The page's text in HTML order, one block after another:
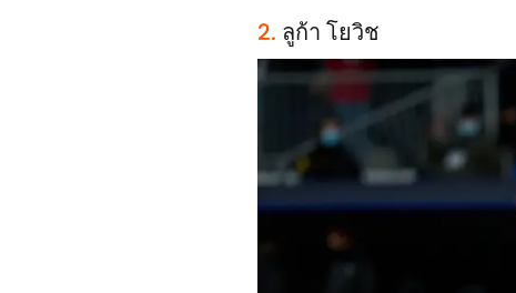
2. ลูก้า โยวิช